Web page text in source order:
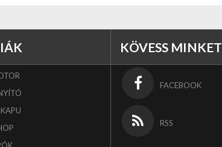
KÖVESS MINKET
FACEBOOK
RSS